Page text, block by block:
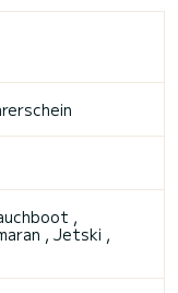
,
, Jetski ,